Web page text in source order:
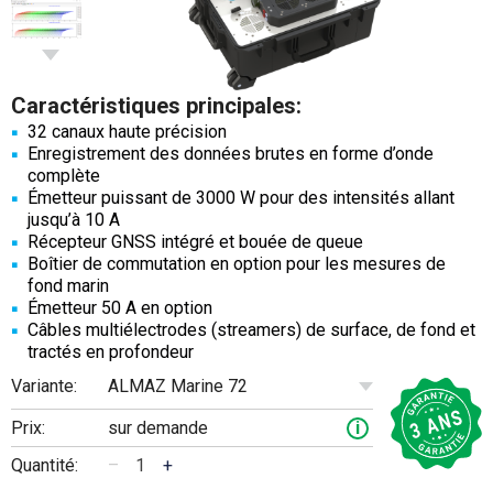
Caractéristiques principales:
32 canaux haute précision
Enregistrement des données brutes en forme d’onde
complète
Émetteur puissant de 3000 W pour des intensités allant
jusqu’à 10 A
Récepteur GNSS intégré et bouée de queue
Boîtier de commutation en option pour les mesures de
fond marin
Émetteur 50 A en option
Câbles multiélectrodes (streamers) de surface, de fond et
tractés en profondeur
Variante:
ALMAZ Marine 72
Prix: sur demande
i
Quantité:
– +